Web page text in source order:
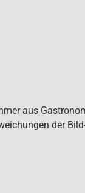
aus
der